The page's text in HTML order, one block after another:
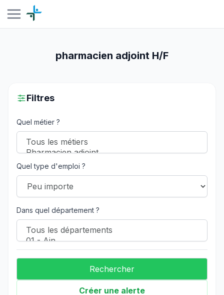
pharmacien adjoint H/F
Filtres
Quel métier ?
Quel type d'emploi ?
Dans quel département ?
Créer une alerte